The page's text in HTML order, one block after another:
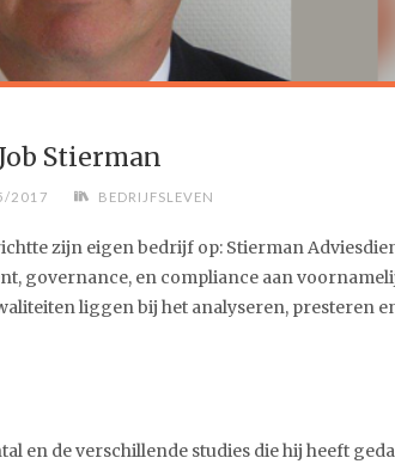
Job Stierman
2017 BEDRIJFSLEVEN
zijn eigen bedrijf op: Stierman
governance, en compliance aan
liggen bij het analyseren, presteren
en de verschillende studies die hij heeft